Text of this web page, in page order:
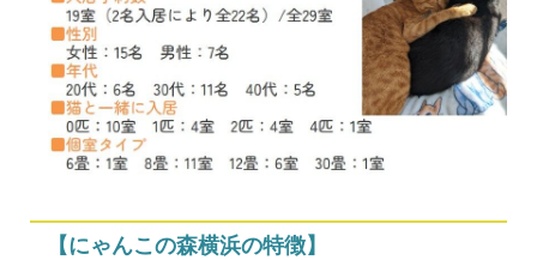
【にゃんこの森横浜の特徴】